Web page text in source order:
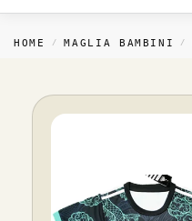
HOME / MAGLIA BAMBINI /